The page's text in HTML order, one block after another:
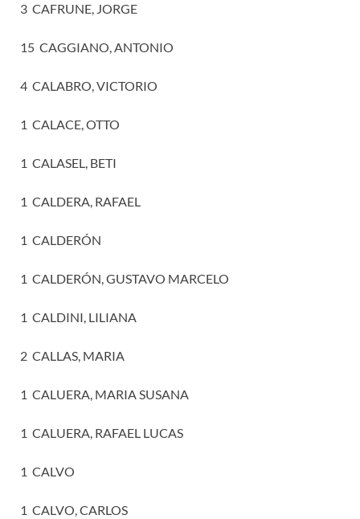
3 CAFRUNE, JORGE
15 CAGGIANO, ANTONIO
4 CALABRO, VICTORIO
1 CALACE, OTTO
1 CALASEL, BETI
1 CALDERA, RAFAEL
1 CALDERÓN
1 CALDERÓN, GUSTAVO MARCELO
1 CALDINI, LILIANA
2 CALLAS, MARIA
1 CALUERA, MARIA SUSANA
1 CALUERA, RAFAEL LUCAS
1 CALVO
1 CALVO, CARLOS